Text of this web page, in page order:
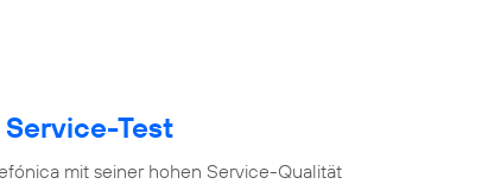
Test
mit seiner hohen Service-Qualität